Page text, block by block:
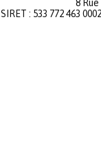
8
SIRET : 533 772 463